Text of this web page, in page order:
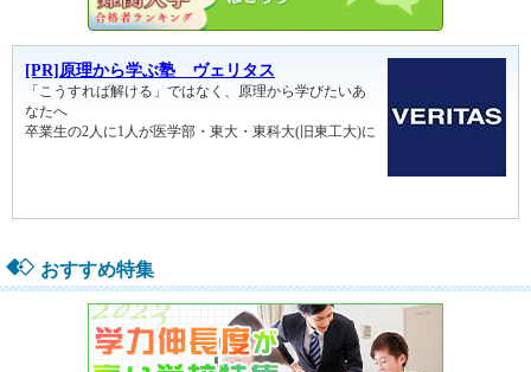
おすすめ特集